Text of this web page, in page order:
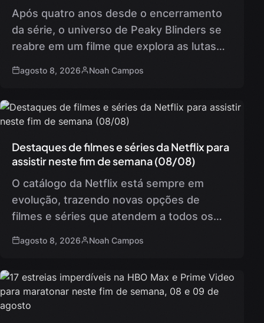
Após quatro anos desde o encerramento
da série, o universo de Peaky Blinders se
reabre em um filme que explora as lutas
Peaky…
agosto 8, 2026 Noah Campos
Destaques de filmes e séries da Netflix para
assistir neste fim de semana (08/08)
O catálogo da Netflix está sempre em
evolução, trazendo novas opções de
filmes e séries que atendem a todos os
estreias chamaram a atenção…
agosto 8, 2026 Noah Campos